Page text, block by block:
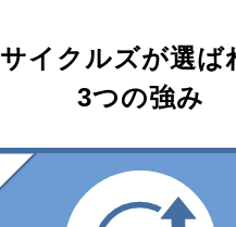
サイクルズが選ば
3つの強み